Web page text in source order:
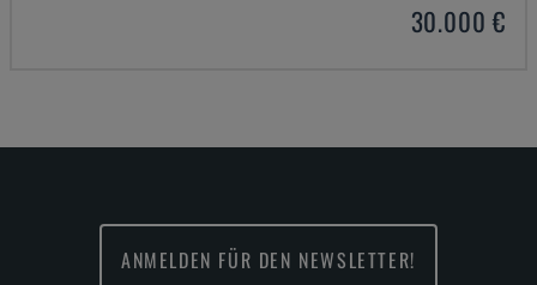
30.000 €
ANMELDEN FÜR DEN NEWSLETTER!